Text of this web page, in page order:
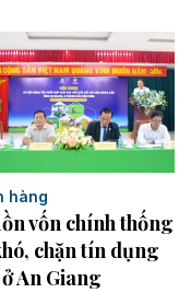
hàng
vốn chính thống
chặn tín dụng
An Giang